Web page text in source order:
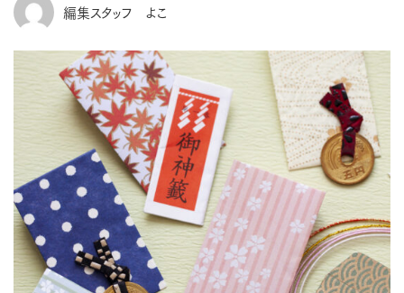
編集スタッフ よこ